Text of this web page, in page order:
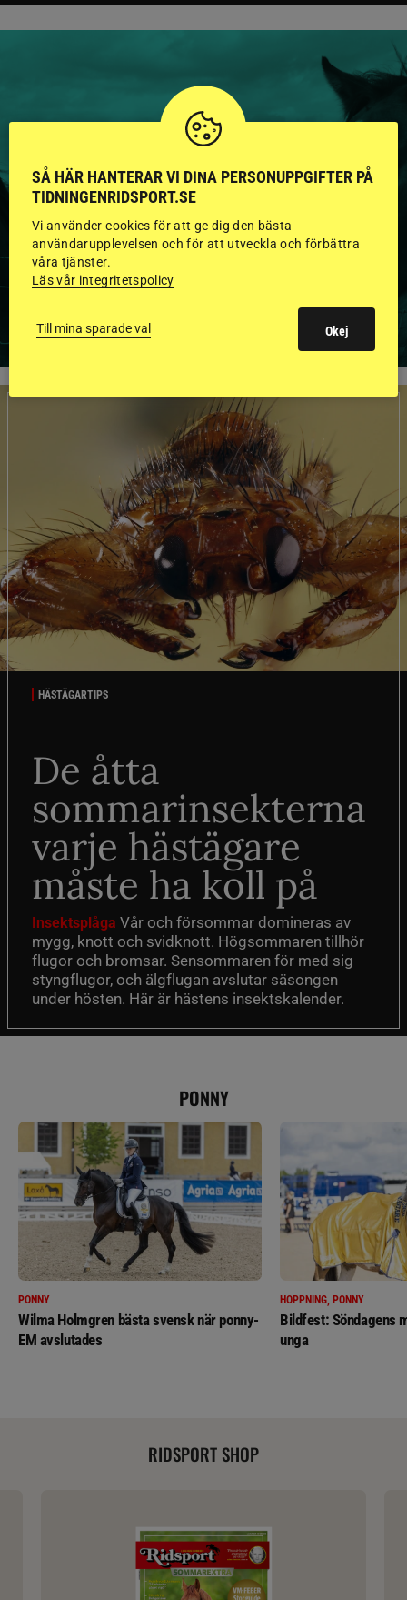
HINGSTAR ONLINE
GODKÄNDA HINGSTAR I
FLERA KATEGORIER MED
BILDER OCH FAKTA
HÄSTÄGARTIPS
De åtta
sommarinsekterna
varje hästägare
måste ha koll på
Insektsplåga Vår och försommar domineras av
mygg, knott och svidknott. Högsommaren tillhör
flugor och bromsar. Sensommaren för med sig
styngflugor, och älgflugan avslutar säsongen
under hösten. Här är hästens insektskalender.
PONNY
PONNY
Wilma Holmgren bästa svensk när ponny-
EM avslutades
HOPPNING, PONNY
Bildfest: Söndagens
unga
RIDSPORT SHOP
SÅ HÄR HANTERAR VI DINA PERSONUPPGIFTER PÅ
TIDNINGENRIDSPORT.SE
Vi använder cookies för att ge dig den bästa
användarupplevelsen och för att utveckla och förbättra
våra tjänster.
Läs vår integritetspolicy
Till mina sparade val Okej